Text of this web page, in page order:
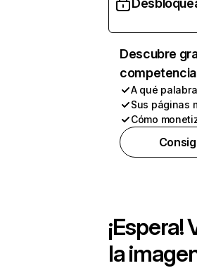
Descubre
competencia
A qué
Sus páginas
Cómo
¡Espera!
la